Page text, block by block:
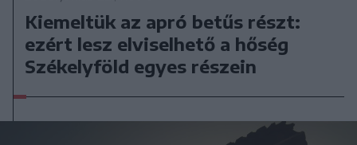
Kiemeltük az apró betűs részt:
ezért lesz elviselhető a hőség
Székelyföld egyes részein